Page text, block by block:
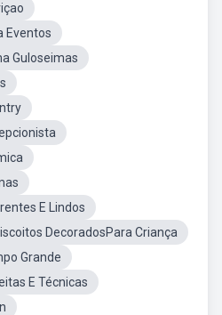
Eventos
Guloseimas
E Lindos
DecoradosPara Criança
Grande
E Técnicas